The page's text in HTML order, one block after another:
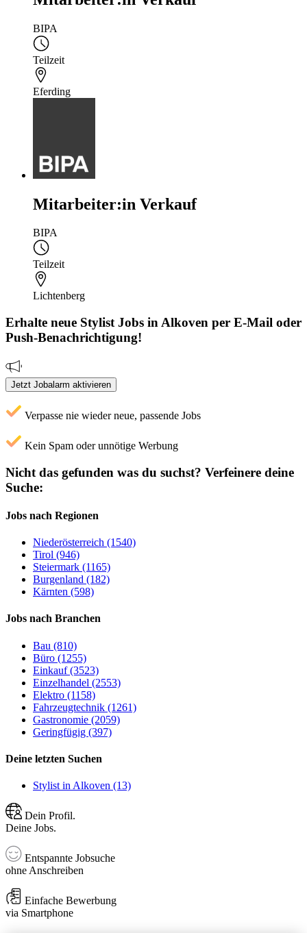
BIPA
Teilzeit
Eferding
Mitarbeiter:in Verkauf
BIPA
Teilzeit
Lichtenberg
Erhalte neue Stylist Jobs in Alkoven per E-Mail oder
Push-Benachrichtigung!
Jetzt Jobalarm aktivieren
Verpasse nie wieder neue, passende Jobs
Kein Spam oder unnötige Werbung
Nicht das gefunden was du suchst? Verfeinere deine
Suche:
Jobs nach Regionen
Niederösterreich (1540)
Tirol (946)
Steiermark (1165)
Burgenland (182)
Kärnten (598)
Jobs nach Branchen
Bau (810)
Büro (1255)
Einkauf (3523)
Einzelhandel (2553)
Elektro (1158)
Fahrzeugtechnik (1261)
Gastronomie (2059)
Geringfügig (397)
Deine letzten Suchen
Stylist in Alkoven (13)
Dein Profil.
Deine Jobs.
Entspannte Jobsuche
ohne Anschreiben
Einfache Bewerbung
via Smartphone